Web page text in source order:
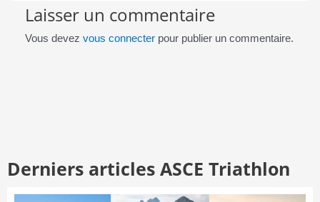
Laisser un commentaire
Vous devez vous connecterpour publier un commentaire.
Derniers articles ASCE Triathlon